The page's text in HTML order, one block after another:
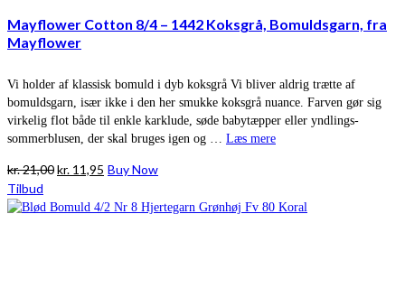
Mayflower Cotton 8/4 – 1442 Koksgrå, Bomuldsgarn, fra
Mayflower
Vi holder af klassisk bomuld i dyb koksgrå Vi bliver aldrig trætte af
bomuldsgarn, især ikke i den her smukke koksgrå nuance. Farven gør sig
virkelig flot både til enkle karklude, søde babytæpper eller yndlings-
sommerblusen, der skal bruges igen og … Læs mere
kr.21,00Den
pris
kr. 11,95 Den
pris
Buy Now
Tilbud